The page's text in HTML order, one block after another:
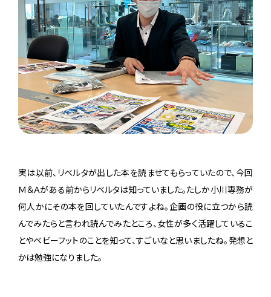
実は以前、リベルタが出した本を読ませてもらっていたので、今回
Ｍ＆Ａがある前からリベルタは知っていました。たしか小川専務が
何人かにその本を回していたんですよね。企画の役に立つから読
んでみたらと言われ読んでみたところ、女性が多く活躍しているこ
とやベビーフットのことを知って、すごいなと思いましたね。発想と
かは勉強になりました。